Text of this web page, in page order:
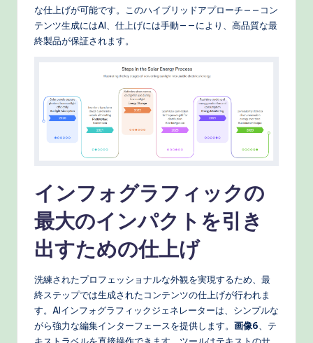
な仕上げが可能です。このハイブリッドアプローチ——コン
テンツ生成にはAI、仕上げには手動——により、高品質な最
終製品が保証されます。
インフォグラフィックの
最大のインパクトを引き
出すための仕上げ
洗練されたプロフェッショナルな外観を実現するため、最
終ステップでは生成されたコンテンツの仕上げが行われま
す。AIインフォグラフィックジェネレーターは、シンプルな
がら強力な編集インターフェースを提供します。 画像6 、テ
キストラベルを直接操作できます。ツールはテキストのサ